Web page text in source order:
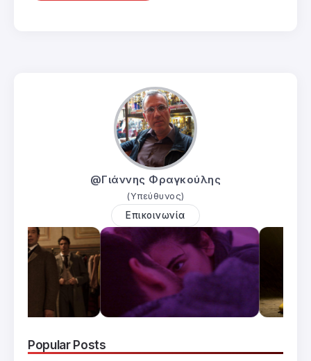
@Γιάννης Φραγκούλης
(Υπεύθυνος)
Επικοινωνία
Popular Posts